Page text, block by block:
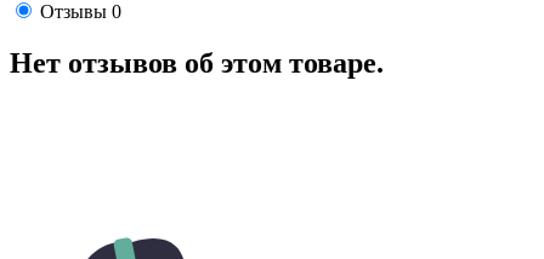
Отзывы 0
Нет отзывов об этом товаре.